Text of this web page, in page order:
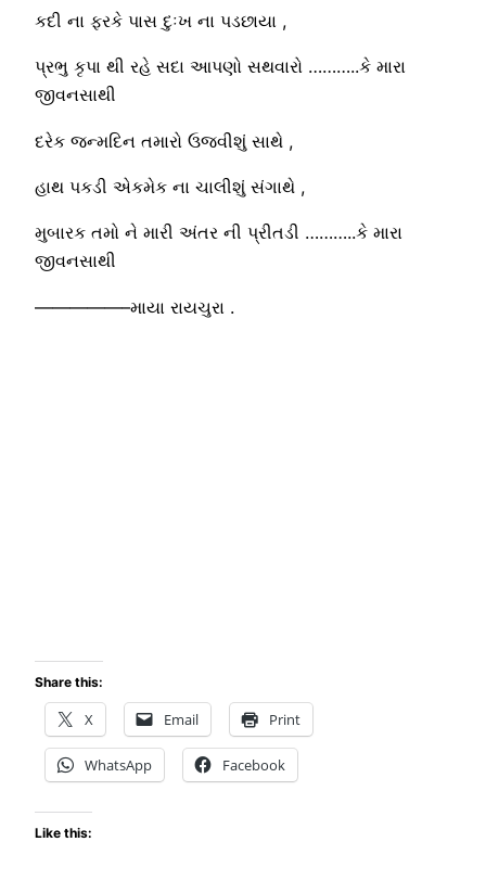
કદી ના ફરકે પાસ દુઃખ ના પડછાયા ,
પ્રભુ કૃપા થી રહે સદા આપણો સથવારો ………..કે મારા
જીવનસાથી
દરેક જન્મદિન તમારો ઉજવીશું સાથે ,
હાથ પકડી એકમેક ના ચાલીશું સંગાથે ,
મુબારક તમો ને મારી અંતર ની પ્રીતડી ………..કે મારા
જીવનસાથી
—————–માયા રાયચુરા .
Share this:
X Email Print
WhatsApp Facebook
Like this: